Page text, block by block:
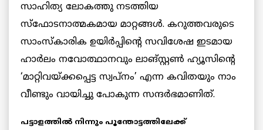
സാഹിത്യ ലോകത്തു നടത്തിയ
സ്‌ഫോടനാത്മകമായ മാറ്റങ്ങള്‍. കറുത്തവരുടെ
സാംസ്‌കാരിക ഉയിര്‍പ്പിന്റെ സവിശേഷ ഇടമായ
ഹാര്‍ലം നവോത്ഥാനവും ലാങ്‌സ്റ്റണ്‍ ഹ്യൂസിന്റെ
‘മാറ്റിവയ്ക്കപ്പെട്ട സ്വപ്‌നം’ എന്ന കവിതയും നാം
വീണ്ടും വായിച്ചു പോകുന്ന സന്ദര്‍ഭമാണിത്.
പട്ടാളത്തില്‍ നിന്നും പൂന്തോട്ടത്തിലേക്ക്